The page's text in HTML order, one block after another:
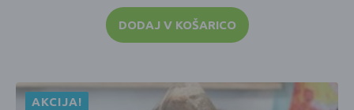
DODAJ V KOŠARICO
AKCIJA!